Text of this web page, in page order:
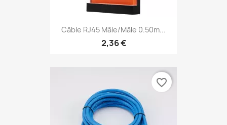
Câble RJ45 Mâle/mâle 0.50m...
2,36 €
favorite_border